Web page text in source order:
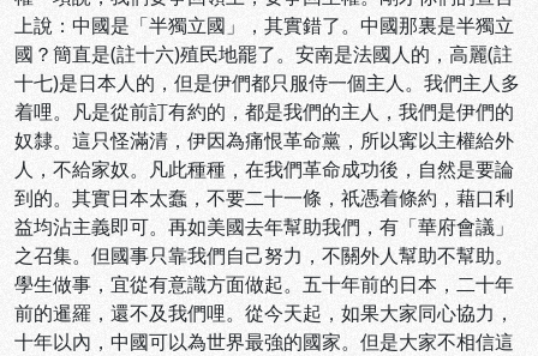
上說：中國是「半獨立國」，其實錯了。中國那裏是半獨立
國？簡直是(註十六)殖民地罷了。安南是法國人的，高麗(註
十七)是日本人的，但是伊們都只服侍一個主人。我們主人多
着哩。凡是從前訂有約的，都是我們的主人，我們是伊們的
奴隸。這只怪滿清，伊因為痛恨革命黨，所以寗以主權給外
人，不給家奴。凡此種種，在我們革命成功後，自然是要論
到的。其實日本太蠢，不要二十一條，祇憑着條約，藉口利
益均沾主義即可。再如美國去年幫助我們，有「華府會議」
之召集。但國事只靠我們自己努力，不關外人幫助不幫助。
學生做事，宜從有意識方面做起。五十年前的日本，二十年
前的暹羅，還不及我們哩。從今天起，如果大家同心協力，
十年以內，中國可以為世界最強的國家。但是大家不相信這